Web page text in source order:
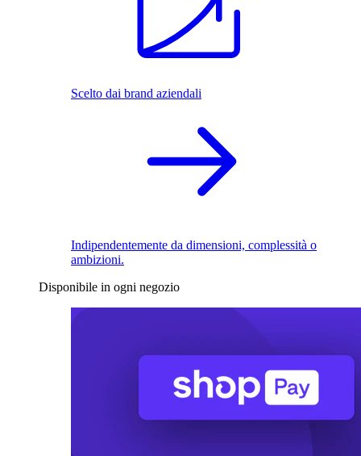
Scelto dai brand aziendali
Indipendentemente da dimensioni, complessità o
ambizioni.
Disponibile in ogni negozio